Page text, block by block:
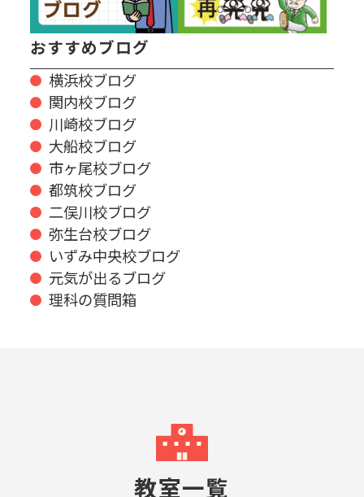
おすすめブログ
横浜校ブログ
関内校ブログ
川崎校ブログ
大船校ブログ
市ヶ尾校ブログ
都筑校ブログ
二俣川校ブログ
弥生台校ブログ
いずみ中央校ブログ
元気が出るブログ
理科の質問箱
教室一覧